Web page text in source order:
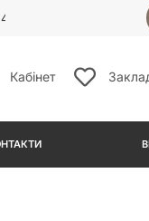
Кабінет